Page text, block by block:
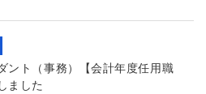
ント（事務）【会計年度任用職
ました